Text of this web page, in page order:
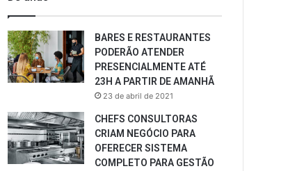
BARES E RESTAURANTES
PODERÃO ATENDER
PRESENCIALMENTE ATÉ
23H A PARTIR DE AMANHÃ
23 de abril de 2021
CHEFS CONSULTORAS
CRIAM NEGÓCIO PARA
OFERECER SISTEMA
COMPLETO PARA GESTÃO